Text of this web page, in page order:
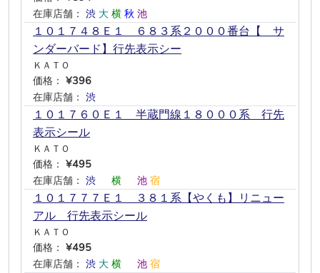
在庫店舗： 渋 大 横 秋 池
１０１７４８Ｅ１ ６８３系２０００番台【 サ
ンダーバード】行先表示シー
ＫＡＴＯ
価格： ¥396
在庫店舗： 渋
１０１７６０Ｅ１ 半蔵門線１８０００系 行先
表示シール
ＫＡＴＯ
価格： ¥495
在庫店舗： 渋 横 池 宿
１０１７７７Ｅ１ ３８１系【やくも】リニュー
アル 行先表示シール
ＫＡＴＯ
価格： ¥495
在庫店舗： 渋 大 横 池 宿